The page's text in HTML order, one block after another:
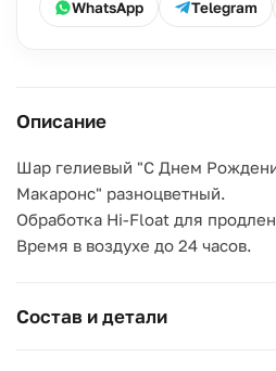
WhatsApp
Telegram
Описание
Шар гелиевый "С Днем
Макаронс" разноцветный.
Обработка Hi-Float для
Время в воздухе до 24 часов.
Состав и детали